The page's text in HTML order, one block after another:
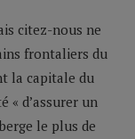
citez-nous ne
frontaliers du
la capitale du
d’assurer un
le plus de